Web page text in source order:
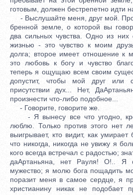
готовым, должен бестрепетно идти
- Выслушайте меня, друг мой.
бренной земле, о которой вы
два сильных чувства. Одно из
жизнью - это чувство к моим
долга; второе имеет отношение к
это любовь к богу и чувство
теперь я ощущаю всем своим
допустит, чтобы мой друг или
присутствии дух... Нет,
произнести что-либо подобное...
- Говорите, говорите же.
- Я вынесу все что угодно,
люблю. Только против этого нет
выигрывает, кто видит, как умирает
что никогда, никогда не увижу я
кого всегда встречал с радостью;
даАртаньяна, нет Рауля! О!.. Я
мужество; я молю бога пощадить
поразит меня в самое сердце, я
христианину никак не подобает